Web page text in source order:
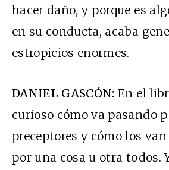
hacer daño, y porque es
en su conducta, acaba
estropicios enormes.
DANIEL GASCÓN: En el
curioso cómo va pasando
preceptores y cómo los
por una cosa u otra todos.